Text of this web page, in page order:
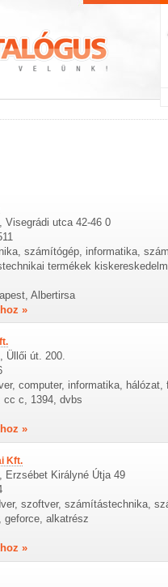
Visegrádi utca 42-46 0
számítógép, informatika,
termékek
Albertirsa
»
Üllői út. 200.
computer, informatika,
cc c, 1394, dvbs
»
Kft.
Erzsébet Királyné Útja 49
szoftver, számítástechnika,
geforce, alkatrész
»